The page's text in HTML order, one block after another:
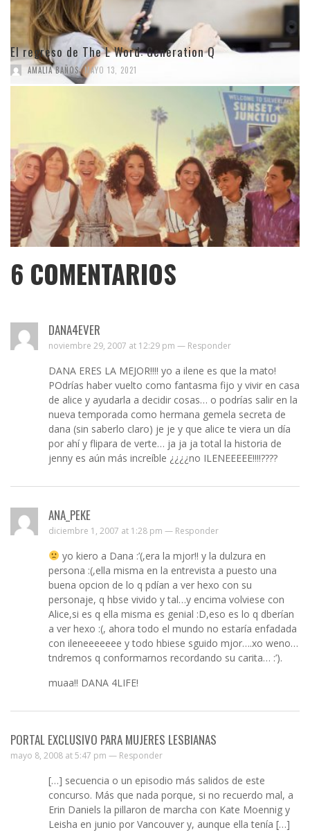
El regreso de The L Word: Generation Q
AMALIA BAÑOS, MAYO 13, 2021
6 COMENTARIOS
DANA4EVER
noviembre 29, 2007 at 12:29 pm — Responder
DANA ERES LA MEJOR!!!! yo a ilene es que la mato!
POdrías haber vuelto como fantasma fijo y vivir en casa
de alice y ayudarla a decidir cosas… o podrías salir en la
nueva temporada como hermana gemela secreta de
dana (sin saberlo claro) je je y que alice te viera un día
por ahí y flipara de verte… ja ja ja total la historia de
jenny es aún más increíble ¿¿¿¿no ILENEEEEE!!!!????
ANA_PEKE
diciembre 1, 2007 at 1:28 pm — Responder
yo kiero a Dana :’(,era la mjor!! y la dulzura en
persona :(,ella misma en la entrevista a puesto una
buena opcion de lo q pdían a ver hexo con su
personaje, q hbse vivido y tal…y encima volviese con
Alice,si es q ella misma es genial :D,eso es lo q dberían
a ver hexo :(, ahora todo el mundo no estaría enfadada
con ileneeeeeee y todo hbiese sguido mjor….xo weno…
tndremos q conformarnos recordando su carita… :’).
muaa!! DANA 4LIFE!
PORTAL EXCLUSIVO PARA MUJERES LESBIANAS
mayo 8, 2008 at 5:47 pm — Responder
[…] secuencia o un episodio más salidos de este
concurso. Más que nada porque, si no recuerdo mal, a
Erin Daniels la pillaron de marcha con Kate Moennig y
Leisha en junio por Vancouver y, aunque ella tenía […]